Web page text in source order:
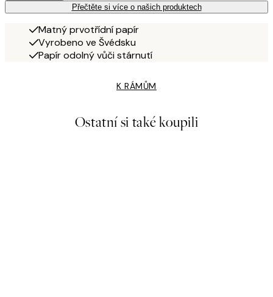
Přečtěte si více o našich produktech
Matný prvotřídní papír
Vyrobeno ve Švédsku
Papír odolný vůči stárnutí
K RÁMŮM
Ostatní si také koupili